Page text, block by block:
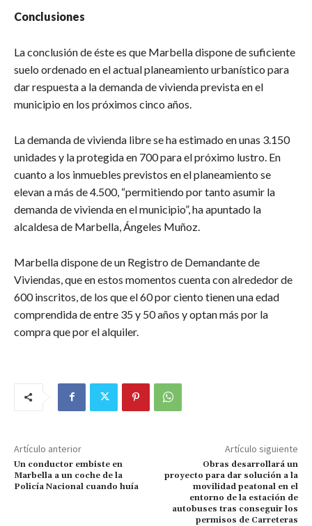
Conclusiones
La conclusión de éste es que Marbella dispone de suficiente
suelo ordenado en el actual planeamiento urbanístico para
dar respuesta a la demanda de vivienda prevista en el
municipio en los próximos cinco años.
La demanda de vivienda libre se ha estimado en unas 3.150
unidades y la protegida en 700 para el próximo lustro. En
cuanto a los inmuebles previstos en el planeamiento se
elevan a más de 4.500, “permitiendo por tanto asumir la
demanda de vivienda en el municipio”, ha apuntado la
alcaldesa de Marbella, Ángeles Muñoz.
Marbella dispone de un Registro de Demandante de
Viviendas, que en estos momentos cuenta con alrededor de
600 inscritos, de los que el 60 por ciento tienen una edad
comprendida de entre 35 y 50 años y optan más por la
compra que por el alquiler.
Artículo anterior
Un conductor embiste en
Marbella a un coche de la
Policía Nacional cuando huía
Artículo siguiente
Obras desarrollará un
proyecto para dar solución a la
movilidad peatonal en el
entorno de la estación de
autobuses tras conseguir los
permisos de Carreteras